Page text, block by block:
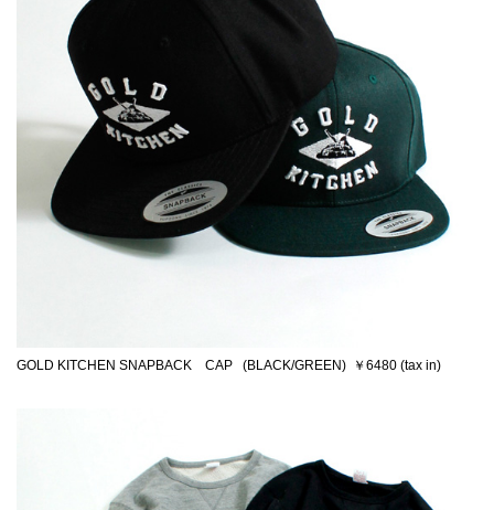
GOLD KITCHEN SNAPBACK CAP (BLACK/GREEN) ￥6480 (tax in)